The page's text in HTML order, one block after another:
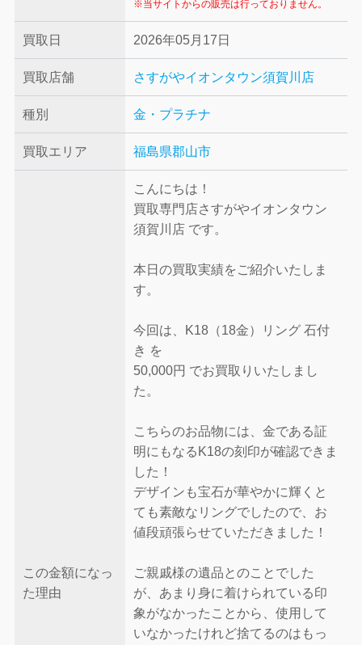
※当サイトからの販売は行っておりません。
買取日 2026年05月17日
買取店舗 さすがやイオンタウン須賀川店
種別 金・プラチナ
買取エリア 福島県郡山市
この金額になっ
た理由
こんにちは！
買取専門店さすがやイオンタウン
須賀川店 です。
本日の買取実績をご紹介いたしま
す。
今回は、K18（18金）リング 石付
き を
50,000円 でお買取りいたしまし
た。
こちらのお品物には、金である証
明にもなるK18の刻印が確認できま
した！
デザインも宝石が華やかに輝くと
ても素敵なリングでしたので、お
値段頑張らせていただきました！
ご親戚様の遺品とのことでした
が、あまり身に着けられている印
象がなかったことから、使用して
いなかったけれど捨てるのはもっ